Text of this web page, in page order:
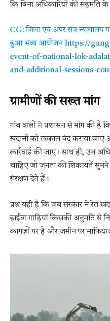
कि बिना अधिकारियों की सहमति
CG: जिला एवं अपर सत्र
हुआ भव्य आयोजन https://
event-of-national-lok-
and-additional-sessions-
ग्रामीणों की सख्त मांग
गांव वालों ने प्रशासन से मांग की है
खदानों को तत्काल बंद कराया
कार्रवाई की जाए। साथ ही, उन
चाहिए जो जनता की शिकायतें
संरक्षण देते हैं।
प्रश्न यही है कि जब सरकार ने रेत
हाईवा गाड़ियां किसकी अनुमति से
कागज़ों पर है और ज़मीन पर